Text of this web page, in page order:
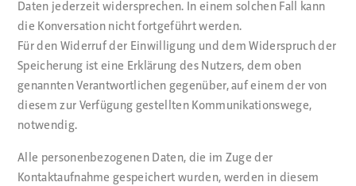
Daten jederzeit widersprechen. In einem solchen Fall kann
die Konversation nicht fortgeführt werden.
Für den Widerruf der Einwilligung und dem Widerspruch der
Speicherung ist eine Erklärung des Nutzers, dem oben
genannten Verantwortlichen gegenüber, auf einem der von
diesem zur Verfügung gestellten Kommunikationswege,
notwendig.
Alle personenbezogenen Daten, die im Zuge der
Kontaktaufnahme gespeichert wurden, werden in diesem